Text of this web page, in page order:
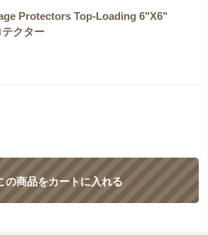
Protectors Top-Loading 6"X6"
クター
の商品をカートに入れる